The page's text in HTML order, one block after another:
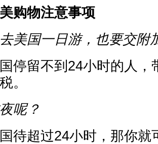
购物注意事项
美国一日游，也要交附
停留不到24小时的人，
。
呢？
待超过24小时，那你就